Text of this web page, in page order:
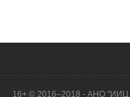
16+ © 2016–2018 - АНО "ИИЦ